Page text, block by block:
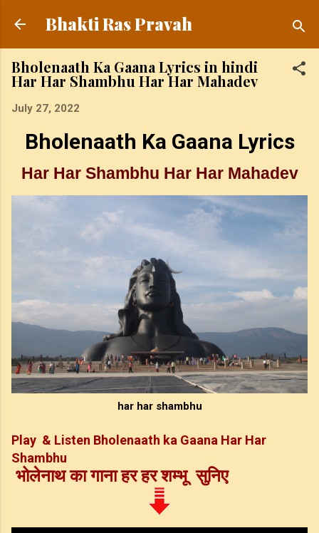
Skip to main content
Bhakti Ras Pravah
Bholenaath Ka Gaana Lyrics in hindi
Har Har Shambhu Har Har Mahadev
July 27, 2022
Bholenaath Ka Gaana Lyrics
Har Har Shambhu Har Har Mahadev
har har shambhu
Play & Listen Bholenaath ka Gaana Har Har
Shambhu
भोलेनाथ का गाना हर हर शम्भू सुनिए